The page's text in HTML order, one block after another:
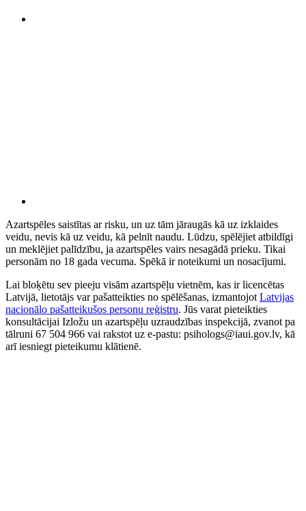
Azartspēles saistītas ar risku, un uz tām jāraugās kā uz izklaides
veidu, nevis kā uz veidu, kā pelnīt naudu. Lūdzu, spēlējiet atbildīgi
un meklējiet palīdzību, ja azartspēles vairs nesagādā prieku. Tikai
personām no 18 gada vecuma. Spēkā ir noteikumi un nosacījumi.
Lai bloķētu sev pieeju visām azartspēļu vietnēm, kas ir licencētas
Latvijā, lietotājs var pašatteikties no spēlēšanas, izmantojot Latvijas
nacionālo pašatteikušos personu reģistru. Jūs varat pieteikties
konsultācijai Izložu un azartspēļu uzraudzības inspekcijā, zvanot pa
tālruni 67 504 966 vai rakstot uz e-pastu: psihologs@iaui.gov.lv, kā
arī iesniegt pieteikumu klātienē.